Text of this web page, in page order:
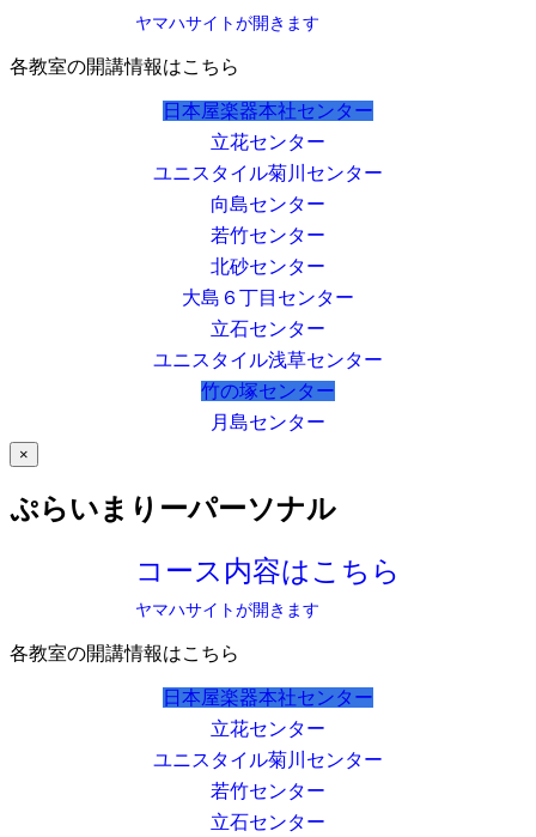
ヤマハサイトが開きます
各教室の開講情報はこちら
日本屋楽器本社センター
立花センター
ユニスタイル菊川センター
向島センター
若竹センター
北砂センター
大島６丁目センター
立石センター
ユニスタイル浅草センター
竹の塚センター
月島センター
×
ぷらいまりーパーソナル
コース内容はこちら
ヤマハサイトが開きます
各教室の開講情報はこちら
日本屋楽器本社センター
立花センター
ユニスタイル菊川センター
若竹センター
立石センター